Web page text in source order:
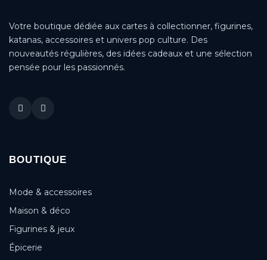
Votre boutique dédiée aux cartes à collectionner, figurines,
katanas, accessoires et univers pop culture. Des
nouveautés régulières, des idées cadeaux et une sélection
pensée pour les passionnés.
BOUTIQUE
Mode & accessoires
Maison & déco
Figurines & jeux
Épicerie